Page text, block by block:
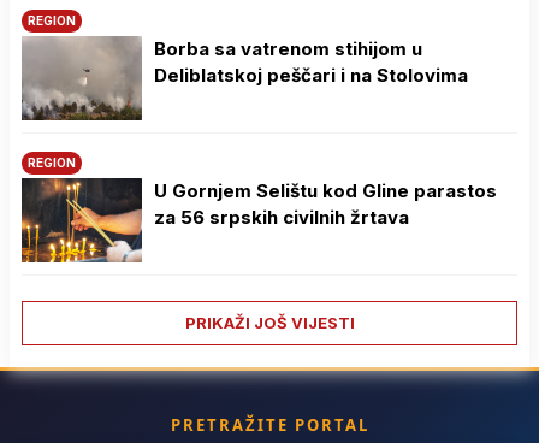
REGION
Borba sa vatrenom stihijom u
Deliblatskoj peščari i na Stolovima
REGION
U Gornjem Selištu kod Gline parastos
za 56 srpskih civilnih žrtava
PRIKAŽI JOŠ VIJESTI
PRETRAŽITE PORTAL